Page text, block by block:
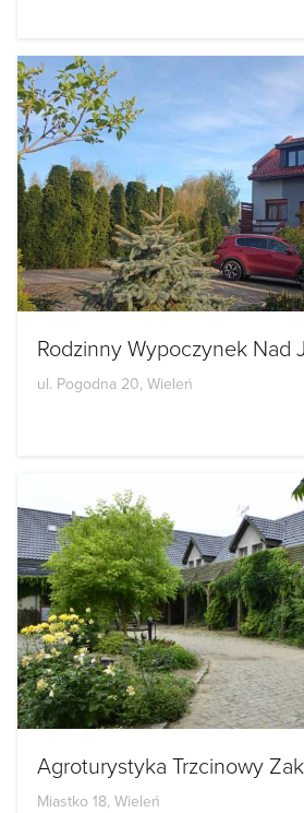
Rodzinny Wypoczynek Nad
ul. Pogodna 20, Wieleń
Agroturystyka Trzcinowy
Miastko 18, Wieleń